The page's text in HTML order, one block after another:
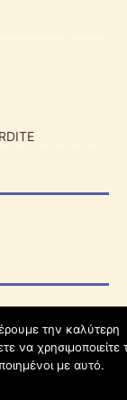
την καλύτερη
να χρησιμοποιείτε
με αυτό.